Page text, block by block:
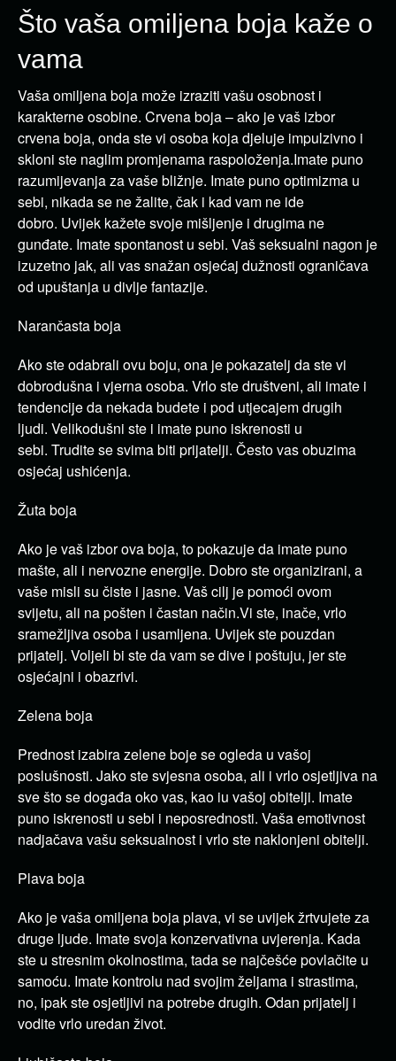
Što vaša omiljena boja kaže o
vama
Vaša omiljena boja može izraziti vašu osobnost i
karakterne osobine. Crvena boja – ako je vaš izbor
crvena boja, onda ste vi osoba koja djeluje impulzivno i
skloni ste naglim promjenama raspoloženja.Imate puno
razumijevanja za vaše bližnje. Imate puno optimizma u
sebi, nikada se ne žalite, čak i kad vam ne ide
dobro. Uvijek kažete svoje mišljenje i drugima ne
gunđate. Imate spontanost u sebi. Vaš seksualni nagon je
izuzetno jak, ali vas snažan osjećaj dužnosti ograničava
od upuštanja u divlje fantazije.
Narančasta boja
Ako ste odabrali ovu boju, ona je pokazatelj da ste vi
dobrodušna i vjerna osoba. Vrlo ste društveni, ali imate i
tendencije da nekada budete i pod utjecajem drugih
ljudi. Velikodušni ste i imate puno iskrenosti u
sebi. Trudite se svima biti prijatelji. Često vas obuzima
osjećaj ushićenja.
Žuta boja
Ako je vaš izbor ova boja, to pokazuje da imate puno
mašte, ali i nervozne energije. Dobro ste organizirani, a
vaše misli su čiste i jasne. Vaš cilj je pomoći ovom
svijetu, ali na pošten i častan način.Vi ste, inače, vrlo
sramežljiva osoba i usamljena. Uvijek ste pouzdan
prijatelj. Voljeli bi ste da vam se dive i poštuju, jer ste
osjećajni i obazrivi.
Zelena boja
Prednost izabira zelene boje se ogleda u vašoj
poslušnosti. Jako ste svjesna osoba, ali i vrlo osjetljiva na
sve što se događa oko vas, kao iu vašoj obitelji. Imate
puno iskrenosti u sebi i neposrednosti. Vaša emotivnost
nadjačava vašu seksualnost i vrlo ste naklonjeni obitelji.
Plava boja
Ako je vaša omiljena boja plava, vi se uvijek žrtvujete za
druge ljude. Imate svoja konzervativna uvjerenja. Kada
ste u stresnim okolnostima, tada se najčešće povlačite u
samoću. Imate kontrolu nad svojim željama i strastima,
no, ipak ste osjetljivi na potrebe drugih. Odan prijatelj i
vodite vrlo uredan život.